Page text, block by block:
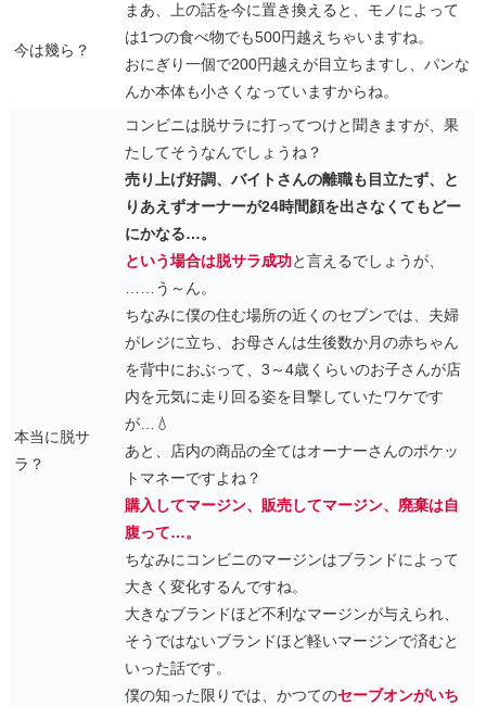
今は幾ら？
まあ、上の話を今に置き換えると、モノによって
は1つの食べ物でも500円越えちゃいますね。
おにぎり一個で200円越えが目立ちますし、パンな
んか本体も小さくなっていますからね。
本当に脱サ
ラ？
コンビニは脱サラに打ってつけと聞きますが、果
たしてそうなんでしょうね？
売り上げ好調、バイトさんの離職も目立たず、と
りあえずオーナーが24時間顔を出さなくてもどー
にかなる…。
という場合は脱サラ成功と言えるでしょうが、
……う～ん。
ちなみに僕の住む場所の近くのセブンでは、夫婦
がレジに立ち、お母さんは生後数か月の赤ちゃん
を背中におぶって、3～4歳くらいのお子さんが店
内を元気に走り回る姿を目撃していたワケです
が…💧
あと、店内の商品の全てはオーナーさんのポケッ
トマネーですよね？
購入してマージン、販売してマージン、廃棄は自
腹って…。
ちなみにコンビニのマージンはブランドによって
大きく変化するんですね。
大きなブランドほど不利なマージンが与えられ、
そうではないブランドほど軽いマージンで済むと
いった話です。
僕の知った限りでは、かつてのセーブオンがいち